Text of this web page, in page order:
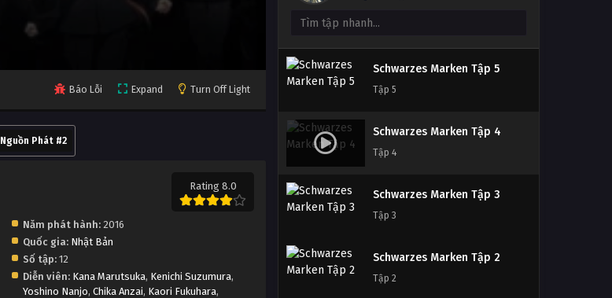
Báo Lỗi Expand Turn Off Light
Nguồn Phát #2
Rating 8.0
Năm phát hành:2016
Quốc gia: Nhật Bản
Số tập:12
Diễn viên: Kana Marutsuka, Kenichi Suzumura,
Yoshino Nanjo, Chika Anzai, Kaori Fukuhara,
Tập Tập 07
Schwarzes Marken Tập Tập 06
Tập Tập 06
Schwarzes Marken Tập Tập 05
Tập Tập 05
Schwarzes Marken Tập Tập 04
Tập Tập 04
Schwarzes Marken Tập Tập 03
Tập Tập 03
Tập 6
Schwarzes Marken Tập 5
Tập 5
Schwarzes Marken Tập 4
Tập 4
Schwarzes Marken Tập 3
Tập 3
Schwarzes Marken Tập 2
Tập 2